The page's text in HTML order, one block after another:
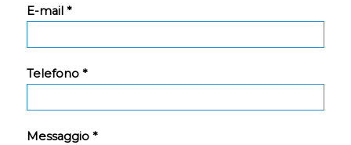
E-mail *
Telefono *
Messaggio *